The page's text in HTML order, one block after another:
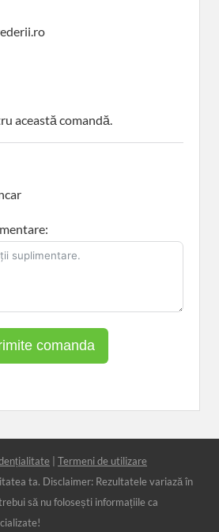
această comandă.
comanda
Termeni de utilizare
ta. Disclaimer: Rezultatele variază în
să nu folosești informațiile ca